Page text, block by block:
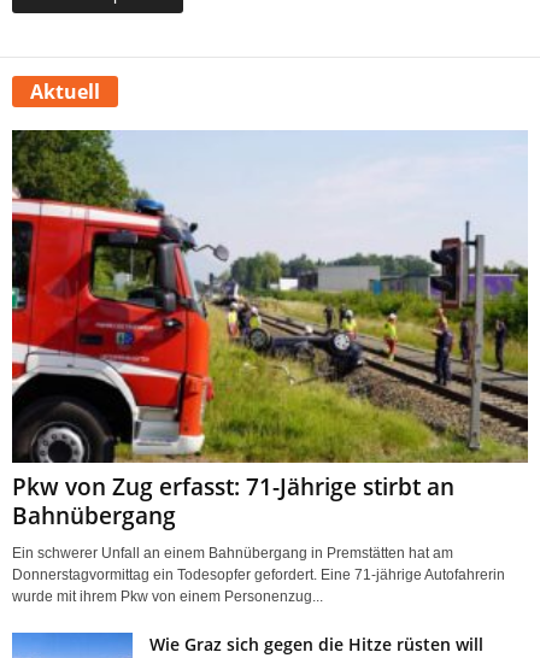
Aktuell
Pkw von Zug erfasst: 71-Jährige stirbt an
Bahnübergang
Ein schwerer Unfall an einem Bahnübergang in Premstätten hat am
Donnerstagvormittag ein Todesopfer gefordert. Eine 71-jährige Autofahrerin
wurde mit ihrem Pkw von einem Personenzug...
Wie Graz sich gegen die Hitze rüsten will